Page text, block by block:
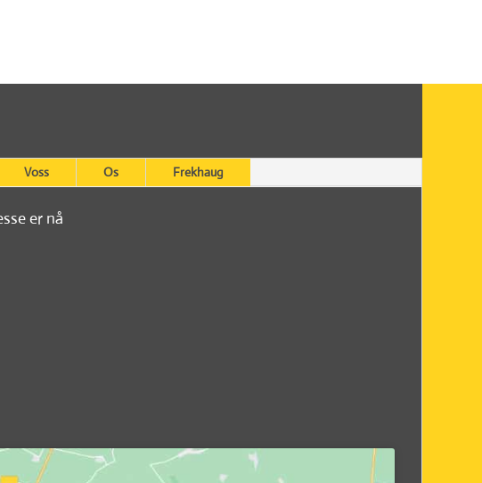
Voss Os Frekhaug
er nå